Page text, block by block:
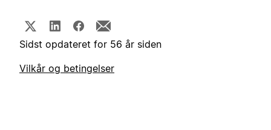
Sidst opdateret for 56 år siden
Vilkår og betingelser